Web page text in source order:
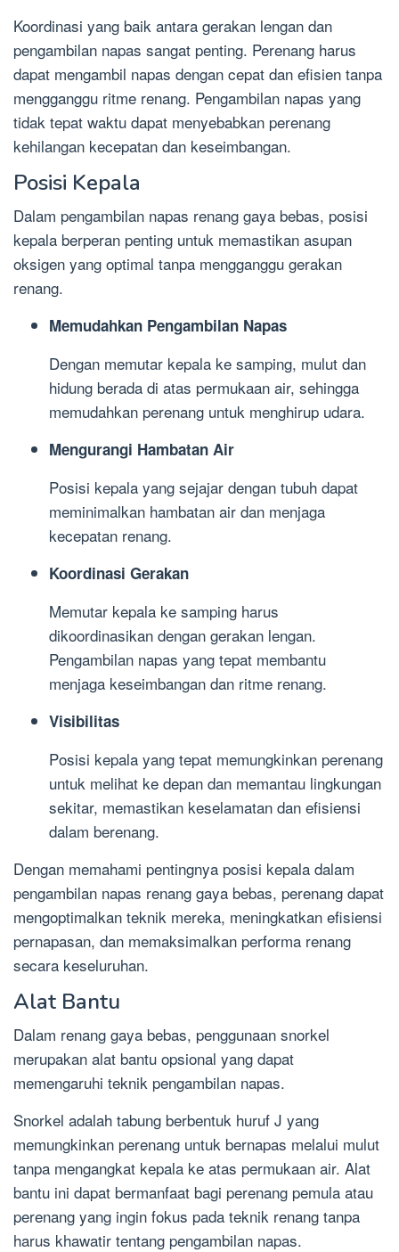
Koordinasi yang baik antara gerakan lengan dan
pengambilan napas sangat penting. Perenang harus
dapat mengambil napas dengan cepat dan efisien tanpa
mengganggu ritme renang. Pengambilan napas yang
tidak tepat waktu dapat menyebabkan perenang
kehilangan kecepatan dan keseimbangan.
Posisi Kepala
Dalam pengambilan napas renang gaya bebas, posisi
kepala berperan penting untuk memastikan asupan
oksigen yang optimal tanpa mengganggu gerakan
renang.
Memudahkan Pengambilan Napas
Dengan memutar kepala ke samping, mulut dan
hidung berada di atas permukaan air, sehingga
memudahkan perenang untuk menghirup udara.
Mengurangi Hambatan Air
Posisi kepala yang sejajar dengan tubuh dapat
meminimalkan hambatan air dan menjaga
kecepatan renang.
Koordinasi Gerakan
Memutar kepala ke samping harus
dikoordinasikan dengan gerakan lengan.
Pengambilan napas yang tepat membantu
menjaga keseimbangan dan ritme renang.
Visibilitas
Posisi kepala yang tepat memungkinkan perenang
untuk melihat ke depan dan memantau lingkungan
sekitar, memastikan keselamatan dan efisiensi
dalam berenang.
Dengan memahami pentingnya posisi kepala dalam
pengambilan napas renang gaya bebas, perenang dapat
mengoptimalkan teknik mereka, meningkatkan efisiensi
pernapasan, dan memaksimalkan performa renang
secara keseluruhan.
Alat Bantu
Dalam renang gaya bebas, penggunaan snorkel
merupakan alat bantu opsional yang dapat
memengaruhi teknik pengambilan napas.
Snorkel adalah tabung berbentuk huruf J yang
memungkinkan perenang untuk bernapas melalui mulut
tanpa mengangkat kepala ke atas permukaan air. Alat
bantu ini dapat bermanfaat bagi perenang pemula atau
perenang yang ingin fokus pada teknik renang tanpa
harus khawatir tentang pengambilan napas.